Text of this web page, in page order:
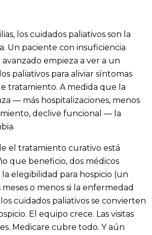
los cuidados paliativos son la
Un paciente con insuficiencia
empieza a ver a un
paliativos para aliviar síntomas
tratamiento. A medida que la
— más hospitalizaciones, menos
declive funcional — la
el tratamiento curativo está
que beneficio, dos médicos
elegibilidad para hospicio (un
o menos si la enfermedad
cuidados paliativos se convierten
El equipo crece. Las visitas
Medicare cubre todo. Y aún